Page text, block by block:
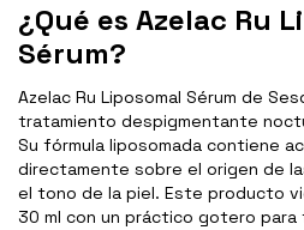
¿Qué es Azelac Ru
Sérum?
Azelac Ru Liposomal Sérum de
tratamiento despigmentante
Su fórmula liposomada contiene
directamente sobre el origen de
el tono de la piel. Este producto
30 ml con un práctico gotero para